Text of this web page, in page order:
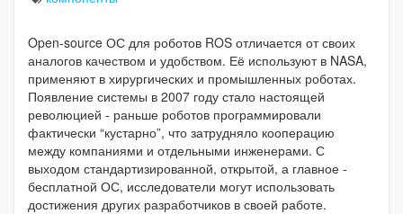
Open-source ОС для роботов ROS отличается от своих
аналогов качеством и удобством. Её используют в NASA,
применяют в хирургических и промышленных роботах.
Появление системы в 2007 году стало настоящей
революцией - раньше роботов программировали
фактически “кустарно”, что затрудняло кооперацию
между компаниями и отдельными инженерами. С
выходом стандартизированной, открытой, а главное -
бесплатной ОС, исследователи могут использовать
достижения других разработчиков в своей работе.